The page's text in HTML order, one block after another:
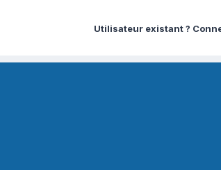
Utilisateur existant ?